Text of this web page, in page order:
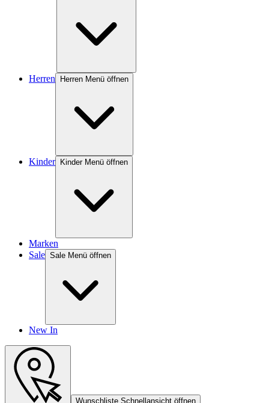
Herren Herren Menü öffnen
Kinder Kinder Menü öffnen
Marken
Sale Sale Menü öffnen
New In
Wunschliste Schnellansicht öffnen